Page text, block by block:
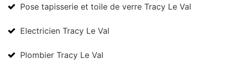
Pose tapisserie et toile de verre Tracy Le Val
Electricien Tracy Le Val
Plombier Tracy Le Val